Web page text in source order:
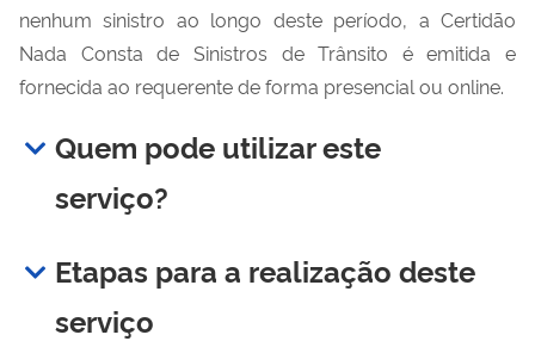
nenhum sinistro ao longo deste período, a Certidão
Nada Consta de Sinistros de Trânsito é emitida e
fornecida ao requerente de forma presencial ou online.
Quem pode utilizar este
serviço?
Etapas para a realização deste
serviço